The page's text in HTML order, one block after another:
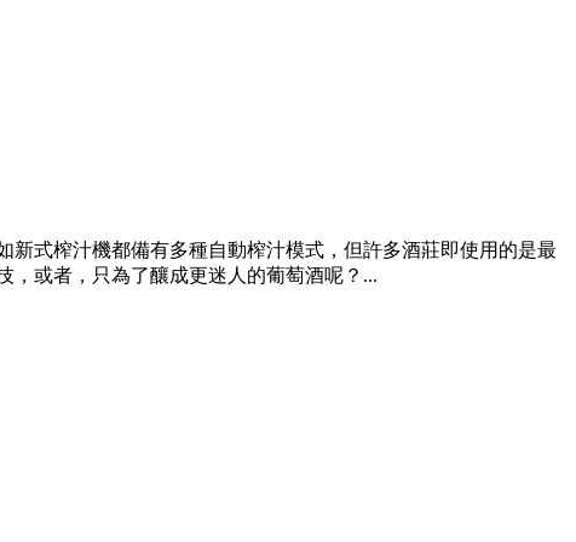
式榨汁機都備有多種自動榨汁模式，但許多酒莊即使用的是最
，或者，只為了釀成更迷人的葡萄酒呢？...